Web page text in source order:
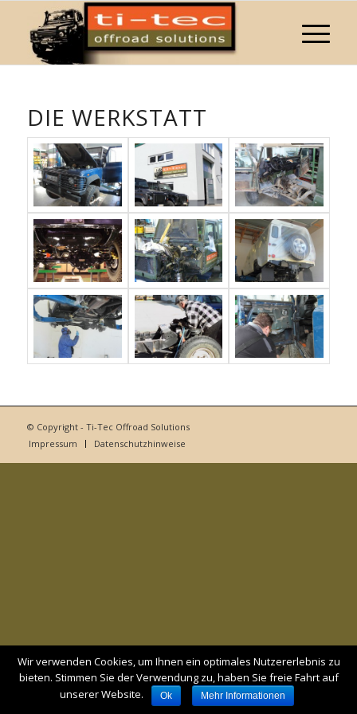
DIE WERKSTATT
© Copyright - Ti-Tec Offroad Solutions
Impressum
Datenschutzhinweise
Wir verwenden Cookies, um Ihnen ein optimales Nutzererlebnis zu
bieten. Stimmen Sie der Verwendung zu, haben Sie freie Fahrt auf
unserer Website.
Ok Mehr Informationen